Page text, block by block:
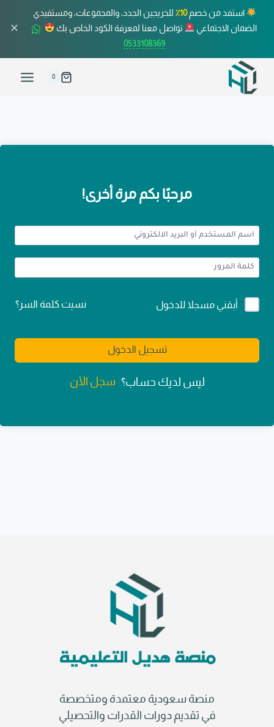
استفد من خصم10٪
للخريجين الجدد، والمجموعات، ومستفيدي
الضمان الاجتماعي
تواصل معنا لمعرفة الكود الخاص بك
0533108369
✕
0
مرحبًا بكم مرة أخرى!
Alternative:
أبقني مسجلا للدخول نسيت كلمة السر؟
تسجيل الدخول
ليس لديك حساب؟ سجل الآن
منصة سعودية معتمدة ومتخصصة
في تقديم دورات القدرات والتحصيلي